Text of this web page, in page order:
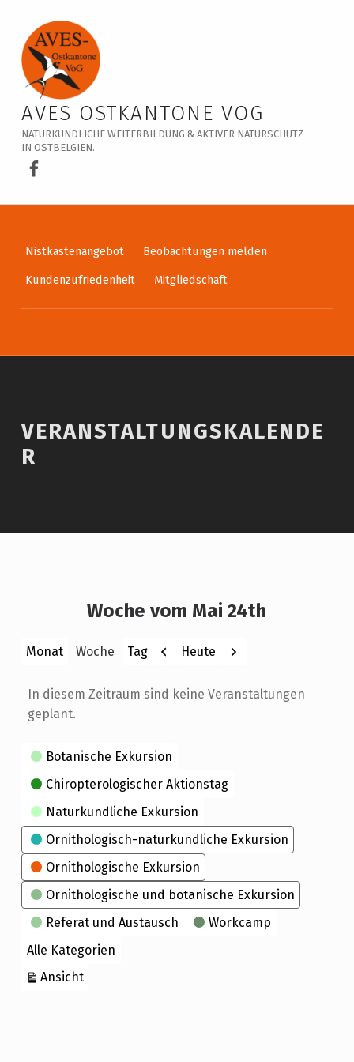
Veranstaltungskalender – AVES Ostkantone VoG
AVES OSTKANTONE VOG
NATURKUNDLICHE WEITERBILDUNG & AKTIVER NATURSCHUTZ
IN OSTBELGIEN.
AVES Ostkantone bei Facebook
Nistkastenangebot
Beobachtungen melden
Kundenzufriedenheit
Mitgliedschaft
VERANSTALTUNGSKALENDE
R
Woche vom Mai 24th
Monat Woche Tag Zurück
Heute Weiter
In diesem Zeitraum sind keine Veranstaltungen
geplant.
Kategorien
Botanische Exkursion
Chiropterologischer Aktionstag
Naturkundliche Exkursion
Ornithologisch-naturkundliche Exkursion
Ornithologische Exkursion
Ornithologische und botanische Exkursion
Referat und Austausch
Workcamp
Alle Kategorien
Ansichtausdrucken